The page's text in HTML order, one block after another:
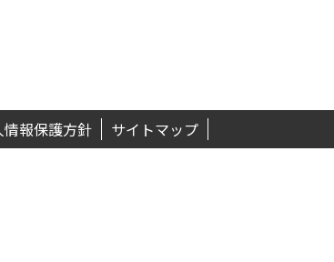
情報保護方針 サイトマップ